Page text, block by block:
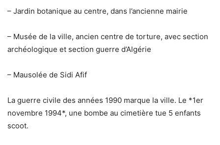
– Jardin botanique au centre, dans l’ancienne mairie
– Musée de la ville, ancien centre de torture, avec section
archéologique et section guerre d’Algérie
– Mausolée de Sidi Afif
La guerre civile des années 1990 marque la ville. Le *1er
novembre 1994*, une bombe au cimetière tue 5 enfants
scoot.